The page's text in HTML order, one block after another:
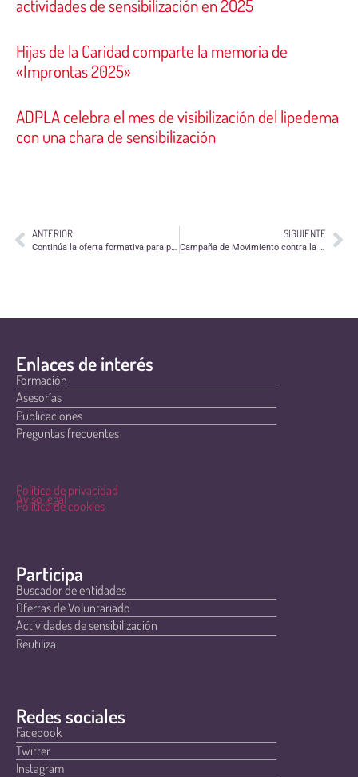
actividades de sensibilización en 2025
Hijas de la Caridad comparte la memoria de
«Improntas 2025»
ADPLA celebra el mes de visibilización del lipedema
con una chara de sensibilización
ANTERIOR
Continúa la oferta formativa para personas voluntarias en septiembre
SIGUIENTE
Campaña de Movimiento contra la Intolerancia «La tolerancia apaga el odio»
Enlaces de interés
Formación
Asesorías
Publicaciones
Preguntas frecuentes
Política de privacidad
Aviso legal
Política de cookies
Participa
Buscador de entidades
Ofertas de Voluntariado
Actividades de sensibilización
Reutiliza
Redes sociales
Facebook
Twitter
Instagram